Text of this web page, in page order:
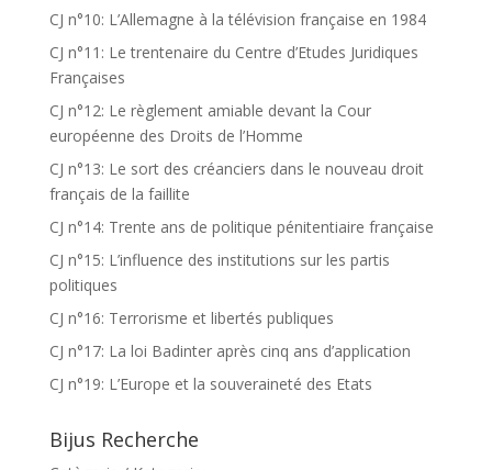
CJ n°10: L’Allemagne à la télévision française en 1984
CJ n°11: Le trentenaire du Centre d’Etudes Juridiques
Françaises
CJ n°12: Le règlement amiable devant la Cour
européenne des Droits de l’Homme
CJ n°13: Le sort des créanciers dans le nouveau droit
français de la faillite
CJ n°14: Trente ans de politique pénitentiaire française
CJ n°15: L’influence des institutions sur les partis
politiques
CJ n°16: Terrorisme et libertés publiques
CJ n°17: La loi Badinter après cinq ans d’application
CJ n°19: L’Europe et la souveraineté des Etats
Bijus Recherche